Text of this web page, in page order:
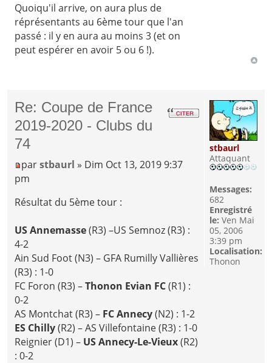
Quoiqu'il arrive, on aura plus de
réprésentants au 6ème tour que l'an
passé : il y en aura au moins 3 (et on
peut espérer en avoir 5 ou 6 !).
Re: Coupe de France
2019-2020 - Clubs du
74
parstbaurl » Dim Oct 13, 2019 9:37
pm
Résultat du 5ème tour :
US Annemasse(R3) –US Semnoz (R3) :
4-2
Ain Sud Foot (N3) – GFA Rumilly Vallières
(R3) : 1-0
FC Foron (R3) –Thonon Evian FC(R1) :
0-2
AS Montchat (R3) – FC Annecy(N2) : 1-2
ES Chilly(R2) – AS Villefontaine (R3) : 1-0
Reignier (D1) – US Annecy-Le-Vieux(R2)
: 0-2
stbaurl
Attaquant
Messages:
682
Enregistré
le: Ven Mai
05, 2006
3:39 pm
Localisation:
Thonon